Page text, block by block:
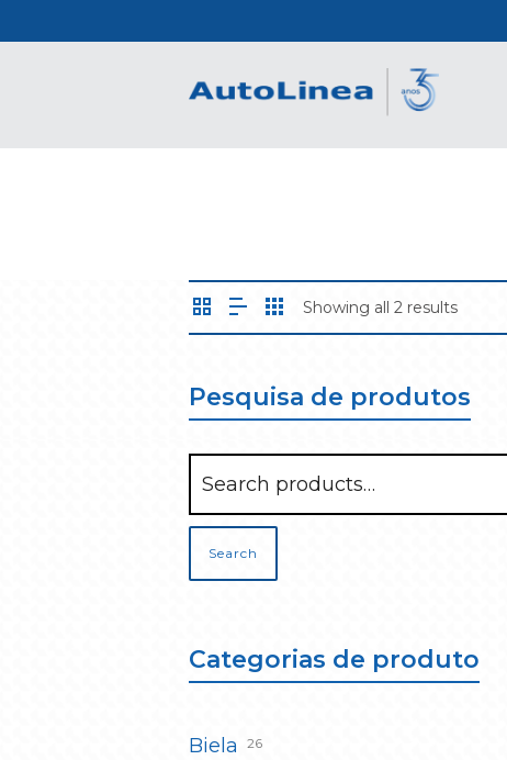
Showing all 2 results
Pesquisa de produtos
Search
Categorias de produto
Biela 26